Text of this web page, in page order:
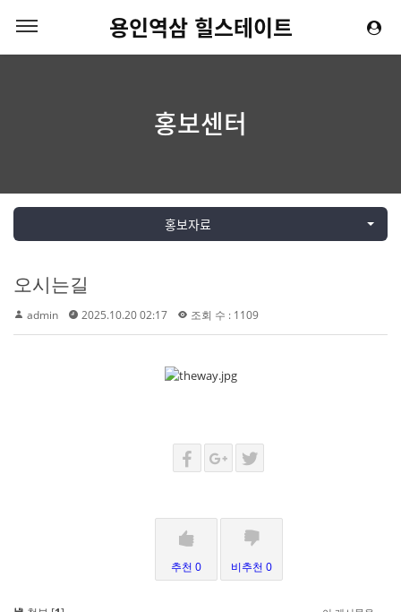
용인역삼 힐스테이트
홍보센터
홍보자료
오시는길
admin 2025.10.20 02:17 조회 수 : 1109
추천 0 비추천 0